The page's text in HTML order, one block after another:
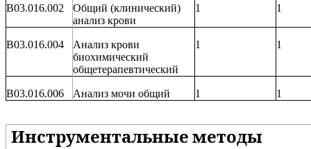
B03.016.002
Общий (клинический)
анализ крови
1 1
B03.016.004
Анализ крови
биохимический
общетерапевтический
1 1
B03.016.006 Анализ мочи общий 1 1
Инструментальные методы